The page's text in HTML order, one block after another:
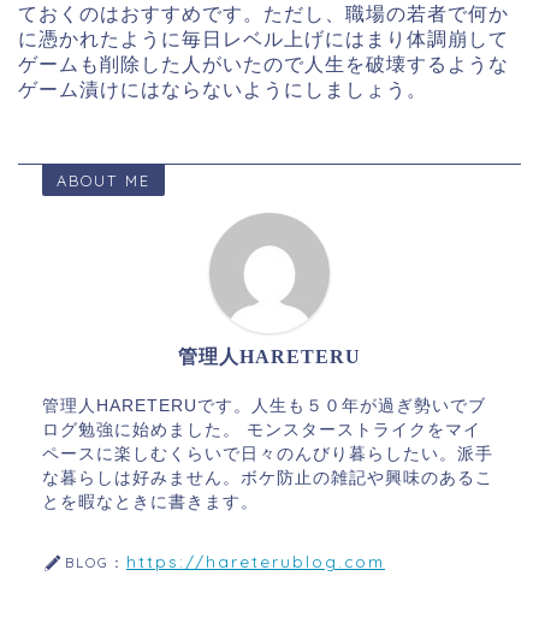
ておくのはおすすめです。ただし、職場の若者で何か
に憑かれたように毎日レベル上げにはまり体調崩して
ゲームも削除した人がいたので人生を破壊するような
ゲーム漬けにはならないようにしましょう。
ABOUT ME
管理人HARETERU
管理人HARETERUです。人生も５０年が過ぎ勢いでブ
ログ勉強に始めました。 モンスターストライクをマイ
ペースに楽しむくらいで日々のんびり暮らしたい。派手
な暮らしは好みません。ボケ防止の雑記や興味のあるこ
とを暇なときに書きます。
BLOG： https://hareterublog.com